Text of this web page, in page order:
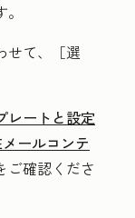
せて、［選
レートと設定
ールコンテ
ご確認くださ